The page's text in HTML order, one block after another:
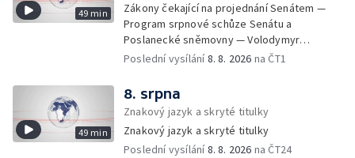
49 min
Zákony čekající na projednání Senátem —
Program srpnové schůze Senátu a
Poslanecké sněmovny — Volodymyr
Zelenskyj jednal poprvé v Bělehradě —
provoz nelegálních domovů pro seniory —
Populace Česka stárne — Čekací lhůty na
přijetí do domovů pro seniory — Tisza
vybrala kandidáta na prezidenta — Tréninky
soutěžních párů StarDance — Následky
Poslední vysílání8. 8. 2026 na ČT1
49 min
8. srpna
Znakový jazyk a skryté titulky
Znakový jazyk a skryté titulky
Poslední vysílání8. 8. 2026 na ČT24